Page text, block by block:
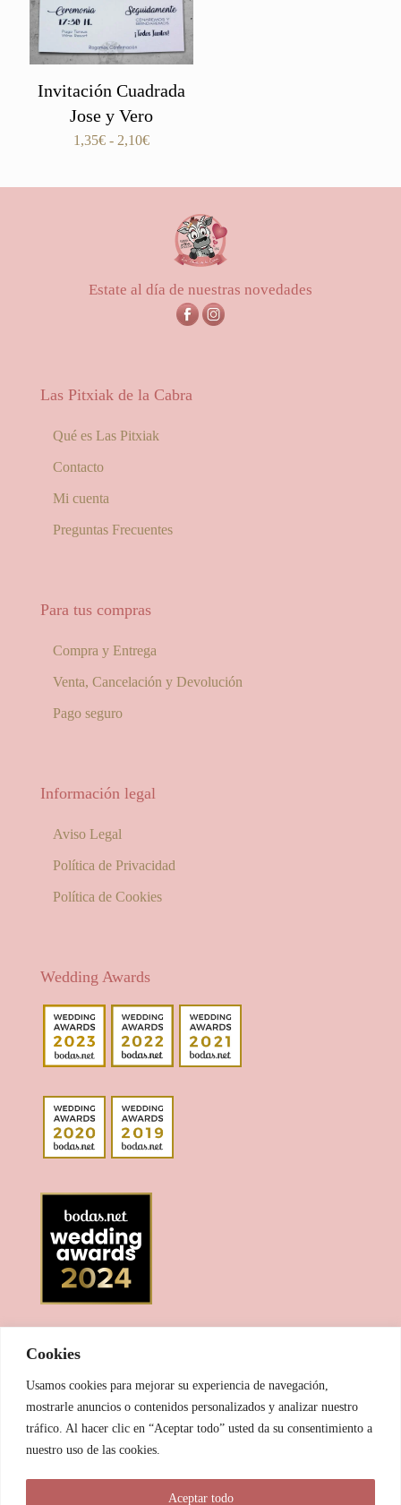
Cookies
Usamos cookies para mejorar su experiencia de navegación,
mostrarle anuncios o contenidos personalizados y analizar nuestro
tráfico. Al hacer clic en “Aceptar todo” usted da su consentimiento a
nuestro uso de las cookies.
Aceptar todo
Invitación Cuadrada
Jose y Vero
1,35€ - 2,10€Rango
hasta
2,10€
Estate al día de nuestras novedades
Las Pitxiak de la Cabra
Qué es Las Pitxiak
Contacto
Mi cuenta
Preguntas Frecuentes
Para tus compras
Compra y Entrega
Venta, Cancelación y Devolución
Pago seguro
Información legal
Aviso Legal
Política de Privacidad
Política de Cookies
Wedding Awards
© 2025 Las Pitxiak de la Cabra